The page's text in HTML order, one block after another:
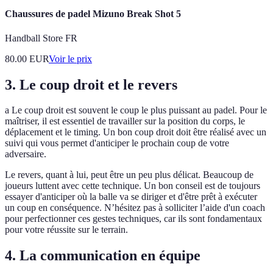
Chaussures de padel Mizuno Break Shot 5
Handball Store FR
80.00 EURVoir le prix
3. Le coup droit et le revers
a Le coup droit est souvent le coup le plus puissant au padel. Pour le
maîtriser, il est essentiel de travailler sur la position du corps, le
déplacement et le timing. Un bon coup droit doit être réalisé avec un
suivi qui vous permet d'anticiper le prochain coup de votre
adversaire.
Le revers, quant à lui, peut être un peu plus délicat. Beaucoup de
joueurs luttent avec cette technique. Un bon conseil est de toujours
essayer d'anticiper où la balle va se diriger et d'être prêt à exécuter
un coup en conséquence. N’hésitez pas à solliciter l’aide d'un coach
pour perfectionner ces gestes techniques, car ils sont fondamentaux
pour votre réussite sur le terrain.
4. La communication en équipe